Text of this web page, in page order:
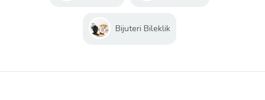
Bijuteri Bileklik